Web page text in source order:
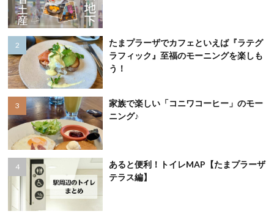
たまプラーザでカフェといえば『ラテグ
ラフィック』至福のモーニングを楽しも
う！
家族で楽しい「コニワコーヒー」のモー
ニング♪
あると便利！トイレMAP【たまプラーザ
テラス編】